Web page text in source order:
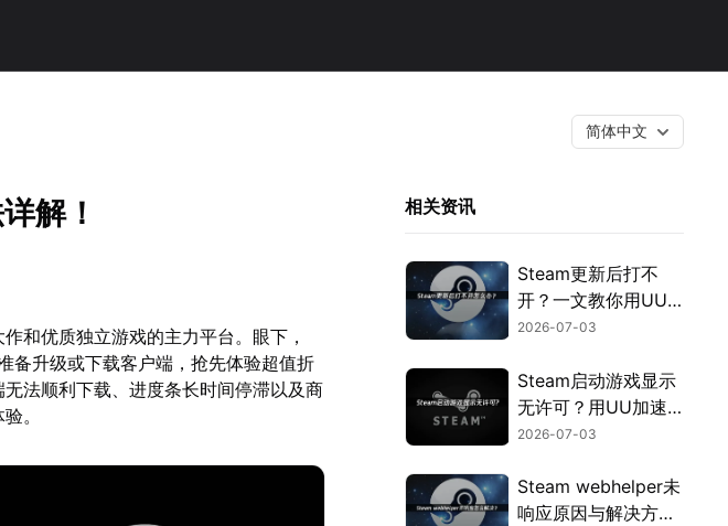
简体中文
解！
和优质独立游戏的主力平台。眼下，
备升级或下载客户端，抢先体验超值折
法顺利下载、进度条长时间停滞以及商
。
相关资讯
Steam更新后打不
开？一文教你用UU
加速器快速解决！
2026-07-03
Steam启动游戏显示
无许可？用UU加速
器免费优化授权验
2026-07-03
Steam webhelper未
响应原因与解决方法